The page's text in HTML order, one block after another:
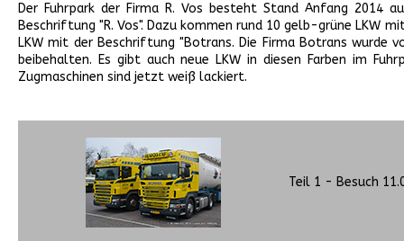
Der Fuhrpark der Firma R. Vos besteht Stand Anfang 2014
Beschriftung "R. Vos". Dazu kommen rund 10 gelb-grüne LKW
LKW mit der Beschriftung "Botrans. Die Firma Botrans wurde
beibehalten. Es gibt auch neue LKW in diesen Farben im
Zugmaschinen sind jetzt weiß lackiert.
Teil 1 - Besuch